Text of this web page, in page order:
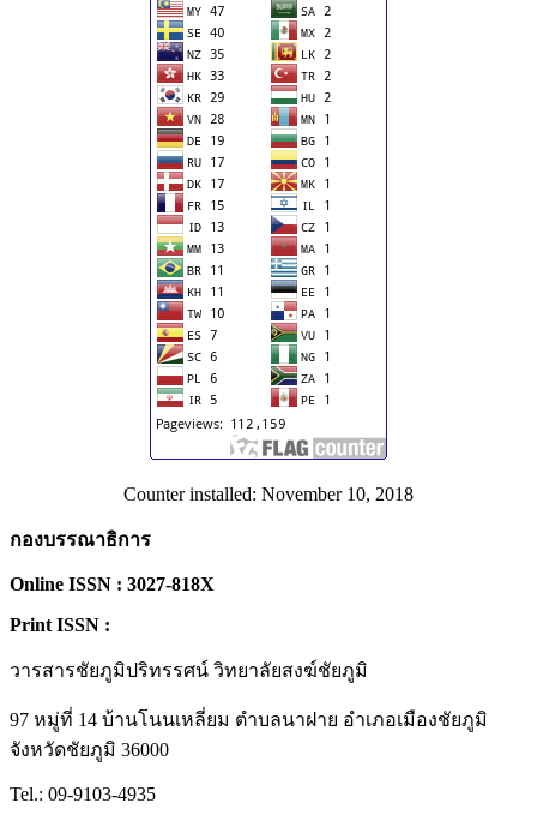
Counter installed: November 10, 2018
กองบรรณาธิการ
Online ISSN : 3027-818X
Print ISSN :
วารสารชัยภูมิปริทรรศน์ วิทยาลัยสงฆ์ชัยภูมิ
97 หมู่ที่ 14 บ้านโนนเหลี่ยม ตำบลนาฝาย อำเภอเมืองชัยภูมิ
จังหวัดชัยภูมิ 36000
Tel.: 09-9103-4935